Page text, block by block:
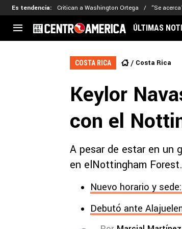
Es tendencia: Critican a Washington Ortega “Se
CENTROAMÉRICA
El Salvador
CONCACAF
Liga de Naciones
Copa de
Copa
MLS
ÚLTIMAS
COSTA RICA Costa Rica
Keylor
con el
A pesar de estar en un
en elNottingham Forest.
Nuevo horario y
Debutó ante